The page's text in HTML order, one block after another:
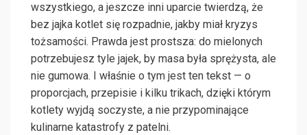
wszystkiego, a jeszcze inni uparcie twierdzą, że
bez jajka kotlet się rozpadnie, jakby miał kryzys
tożsamości. Prawda jest prostsza: do mielonych
potrzebujesz tyle jajek, by masa była sprężysta, ale
nie gumowa. I właśnie o tym jest ten tekst — o
proporcjach, przepisie i kilku trikach, dzięki którym
kotlety wyjdą soczyste, a nie przypominające
kulinarne katastrofy z patelni.